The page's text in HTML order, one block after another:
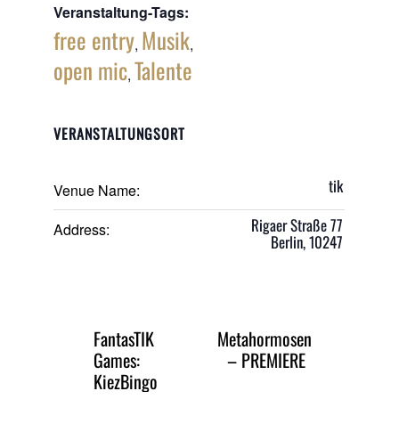
Veranstaltung-Tags:
free entry, Musik,
open mic, Talente
VERANSTALTUNGSORT
Venue Name: tik
Address: Rigaer Straße 77
Berlin,10247
FantasTIK
Games:
KiezBingo
Metahormosen
– PREMIERE